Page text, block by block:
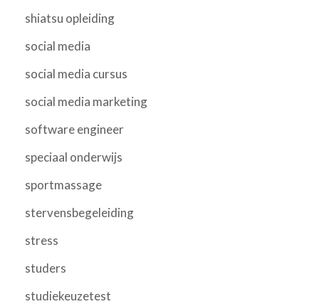
shiatsu opleiding
social media
social media cursus
social media marketing
software engineer
speciaal onderwijs
sportmassage
stervensbegeleiding
stress
studers
studiekeuzetest